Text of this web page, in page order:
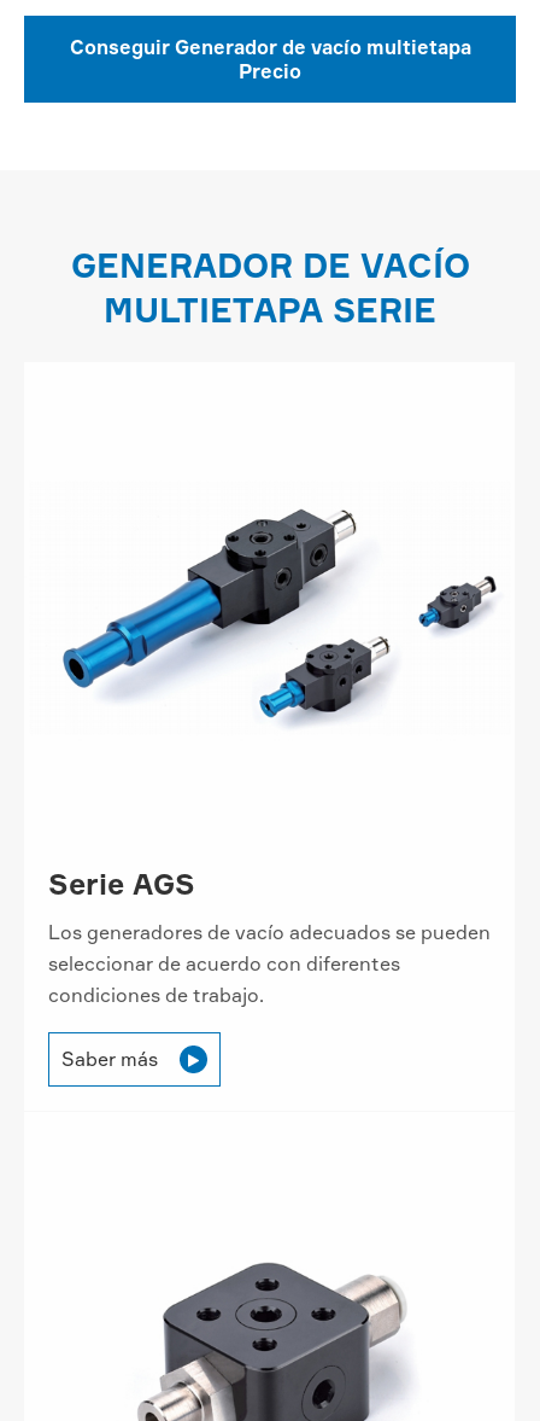
Conseguir Generador de vacío multietapa
Precio
GENERADOR DE VACÍO
MULTIETAPA SERIE
Serie AGS
Los generadores de vacío adecuados se pueden
seleccionar de acuerdo con diferentes
condiciones de trabajo.
Saber más 